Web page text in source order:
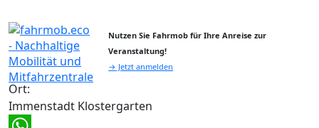
Nutzen Sie Fahrmob für Ihre Anreise zur
Veranstaltung!
→ Jetzt anmelden
Ort:
Immenstadt Klostergarten